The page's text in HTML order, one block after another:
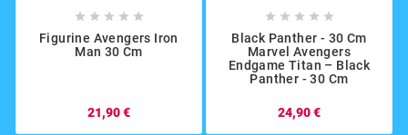
    
Figurine Avengers Iron
Man 30 Cm
21,90 €
    
Black Panther - 30 Cm
Marvel Avengers
Endgame Titan – Black
Panther - 30 Cm
24,90 €